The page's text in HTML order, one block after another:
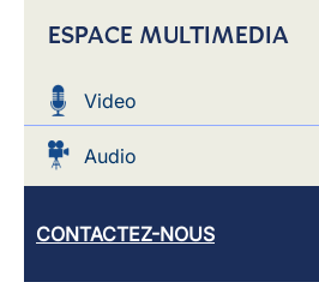
ESPACE MULTIMEDIA
Video
Audio
CONTACTEZ-NOUS